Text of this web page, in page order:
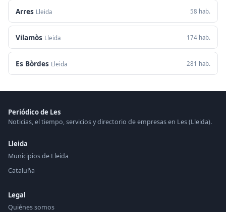
Arres Lleida 58 hab.
Vilamòs Lleida 174 hab.
Es Bòrdes Lleida 281 hab.
Periódico de Les
Noticias, el tiempo, servicios y directorio de empresas en Les (Lleida).
Lleida
Municipios de Lleida
Cataluña
Legal
Quiénes somos